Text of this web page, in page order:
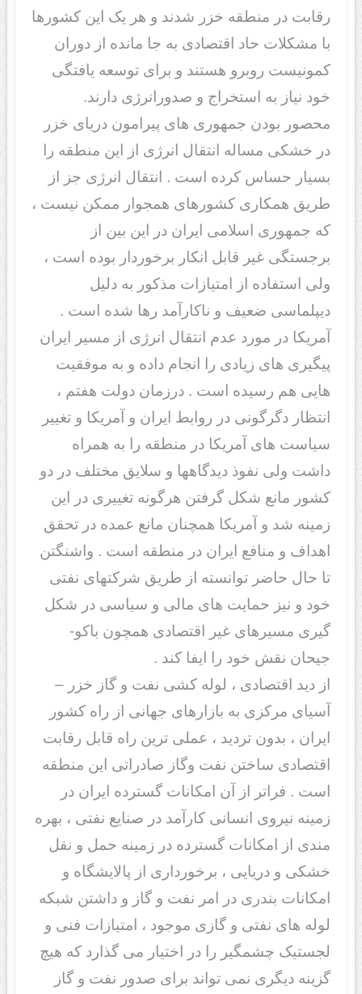
رقابت در منطقه خزر شدند و هر یک این کشورها
با مشکلات حاد اقتصادی به جا مانده از دوران
کمونیست روبرو هستند و برای توسعه یافتگی
خود نیاز به استخراج و صدورانرژی دارند.
محصور بودن جمهوری های پیرامون دریای خزر
در خشکی مساله انتقال انرژی از این منطقه را
بسیار حساس کرده است . انتقال انرژی جز از
طریق همکاری کشورهای همجوار ممکن نیست ،
که جمهوری اسلامی ایران در این بین از
برجستگی غیر قابل انکار برخوردار بوده است ،
ولی استفاده از امتیازات مذکور به دلیل
دیپلماسی ضعیف و ناکارآمد رها شده است .
آمریکا در مورد عدم انتقال انرژی از مسیر ایران
پیگیری های زیادی را انجام داده و به موفقیت
هایی هم رسیده است . درزمان دولت هفتم ،
انتظار دگرگونی در روابط ایران و آمریکا و تغییر
سیاست های آمریکا در منطقه را به همراه
داشت ولی نفوذ دیدگاهها و سلایق مختلف در دو
کشور مانع شکل گرفتن هرگونه تغییری در این
زمینه شد و آمریکا همچنان مانع عمده در تحقق
اهداف و منافع ایران در منطقه است . واشنگتن
تا حال حاضر توانسته از طریق شرکتهای نفتی
خود و نیز حمایت های مالی و سیاسی در شکل
گیری مسیرهای غیر اقتصادی همچون باکو-
جیحان نقش خود را ایفا کند .
از دید اقتصادی ، لوله کشی نفت و گاز خزر –
آسیای مرکزی به بازارهای جهانی از راه کشور
ایران ، بدون تردید ، عملی ترین راه قابل رقابت
اقتصادی ساختن نفت وگاز صادراتی این منطقه
است . فراتر از آن امکانات گسترده ایران در
زمینه نیروی انسانی کارآمد در صنایع نفتی ، بهره
مندی از امکانات گسترده در زمینه حمل و نقل
خشکی و دریایی ، برخورداری از پالایشگاه و
امکانات بندری در امر نفت و گاز و داشتن شبکه
لوله های نفتی و گازی موجود ، امتیازات فنی و
لجستیک چشمگیر را در اختیار می گذارد که هیچ
گزینه دیگری نمی تواند برای صدور نفت و گاز